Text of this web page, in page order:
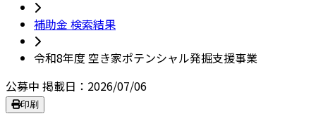
補助金 検索結果
令和8年度 空き家ポテンシャル発掘支援事業
公募中 掲載日：2026/07/06
印刷